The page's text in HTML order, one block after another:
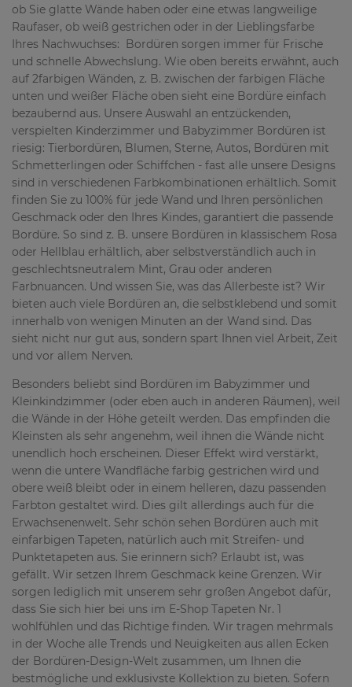
ob Sie glatte Wände haben oder eine etwas langweilige
Raufaser, ob weiß gestrichen oder in der Lieblingsfarbe
Ihres Nachwuchses: Bordüren sorgen immer für Frische
und schnelle Abwechslung. Wie oben bereits erwähnt, auch
auf 2farbigen Wänden, z. B. zwischen der farbigen Fläche
unten und weißer Fläche oben sieht eine Bordüre einfach
bezaubernd aus. Unsere Auswahl an entzückenden,
verspielten Kinderzimmer und Babyzimmer Bordüren ist
riesig: Tierbordüren, Blumen, Sterne, Autos, Bordüren mit
Schmetterlingen oder Schiffchen - fast alle unsere Designs
sind in verschiedenen Farbkombinationen erhältlich. Somit
finden Sie zu 100% für jede Wand und Ihren persönlichen
Geschmack oder den Ihres Kindes, garantiert die passende
Bordüre. So sind z. B. unsere Bordüren in klassischem Rosa
oder Hellblau erhältlich, aber selbstverständlich auch in
geschlechtsneutralem Mint, Grau oder anderen
Farbnuancen. Und wissen Sie, was das Allerbeste ist? Wir
bieten auch viele Bordüren an, die selbstklebend und somit
innerhalb von wenigen Minuten an der Wand sind. Das
sieht nicht nur gut aus, sondern spart Ihnen viel Arbeit, Zeit
und vor allem Nerven.
Besonders beliebt sind Bordüren im Babyzimmer und
Kleinkindzimmer (oder eben auch in anderen Räumen), weil
die Wände in der Höhe geteilt werden. Das empfinden die
Kleinsten als sehr angenehm, weil ihnen die Wände nicht
unendlich hoch erscheinen. Dieser Effekt wird verstärkt,
wenn die untere Wandfläche farbig gestrichen wird und
obere weiß bleibt oder in einem helleren, dazu passenden
Farbton gestaltet wird. Dies gilt allerdings auch für die
Erwachsenenwelt. Sehr schön sehen Bordüren auch mit
einfarbigen Tapeten, natürlich auch mit Streifen- und
Punktetapeten aus. Sie erinnern sich? Erlaubt ist, was
gefällt. Wir setzen Ihrem Geschmack keine Grenzen. Wir
sorgen lediglich mit unserem sehr großen Angebot dafür,
dass Sie sich hier bei uns im E-Shop Tapeten Nr. 1
wohlfühlen und das Richtige finden. Wir tragen mehrmals
in der Woche alle Trends und Neuigkeiten aus allen Ecken
der Bordüren-Design-Welt zusammen, um Ihnen die
bestmögliche und exklusivste Kollektion zu bieten. Sofern